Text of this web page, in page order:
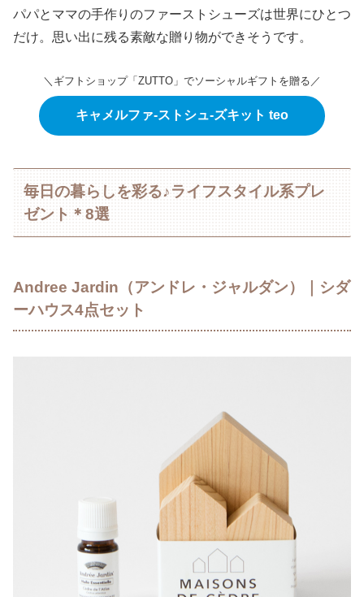
パパとママの手作りのファーストシューズは世界にひとつ
だけ。思い出に残る素敵な贈り物ができそうです。
＼ギフトショップ「ZUTTO」でソーシャルギフトを贈る／
キャメルファ-ストシュ-ズキット teo
毎日の暮らしを彩る♪ライフスタイル系プレ
ゼント＊8選
Andree Jardin（アンドレ・ジャルダン）｜シダ
ーハウス4点セット